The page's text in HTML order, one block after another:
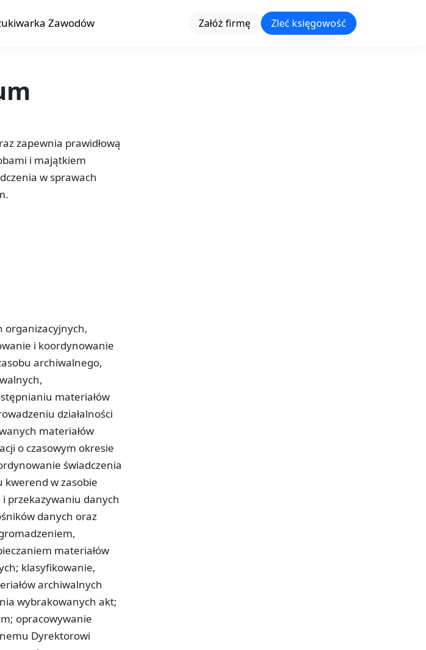
Zawodów Załóż firmę Zleć księgowość
zapewnia prawidłową
i majątkiem
w sprawach
organizacyjnych,
i koordynowanie
archiwalnego,
materiałów
działalności
materiałów
o czasowym okresie
świadczenia
kwerend w zasobie
przekazywaniu danych
danych oraz
materiałów
klasyfikowanie,
archiwalnych
wybrakowanych akt;
opracowywanie
Dyrektorowi